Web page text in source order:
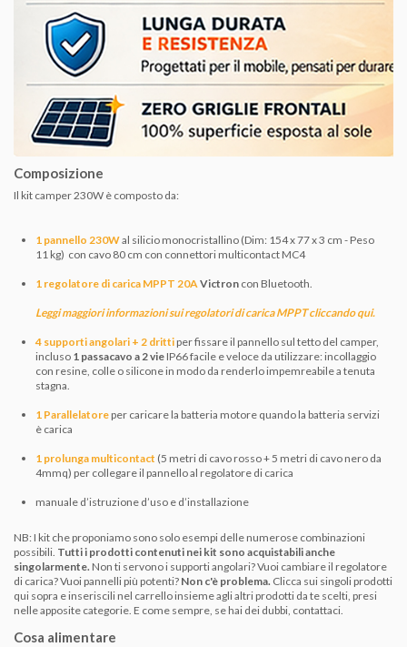
Composizione
Il kit camper 230W è composto da:
1 pannello 230Wal silicio monocristallino (Dim: 154 x 77 x 3 cm - Peso
11 kg) con cavo 80 cm con connettori multicontact MC4
1 regolatore di carica MPPT 20A Victron con Bluetooth.
Leggi maggiori informazioni sui regolatori di carica MPPT cliccando qui.
4 supporti angolari + 2 dritti per fissare il pannello sul tetto del camper,
incluso 1 passacavo a 2 vie IP66 facile e veloce da utilizzare: incollaggio
con resine, colle o silicone in modo da renderlo impemreabile a tenuta
stagna.
1 Parallelatore per caricare la batteria motore quando la batteria servizi
è carica
1 prolunga multicontact (5 metri di cavo rosso + 5 metri di cavo nero da
4mmq) per collegare il pannello al regolatore di carica
manuale d’istruzione d’uso e d’installazione
NB: I kit che proponiamo sono solo esempi delle numerose combinazioni
possibili. Tutti i prodotti contenuti nei kit sono acquistabili anche
singolarmente. Non ti servono i supporti angolari? Vuoi cambiare il regolatore
di carica? Vuoi pannelli più potenti? Non c'è problema. Clicca sui singoli prodotti
qui sopra e inseriscili nel carrello insieme agli altri prodotti da te scelti, presi
nelle apposite categorie. E come sempre, se hai dei dubbi, contattaci.
Cosa alimentare